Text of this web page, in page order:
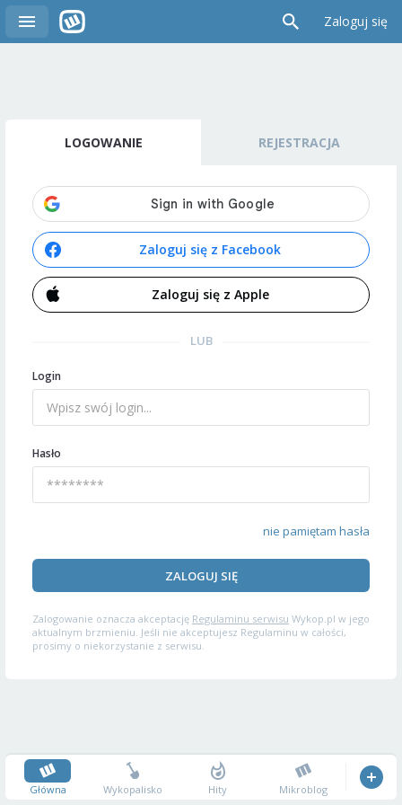
Zaloguj się
LOGOWANIE REJESTRACJA
Zaloguj się z Facebook
Zaloguj się z Apple
LUB
Login
Hasło
nie pamiętam hasła
ZALOGUJ SIĘ
Zalogowanie oznacza akceptację Regulaminu serwisu Wykop.pl w jego
aktualnym brzmieniu. Jeśli nie akceptujesz Regulaminu w całości,
prosimy o niekorzystanie z serwisu.
Główna Wykopalisko Hity Mikroblog